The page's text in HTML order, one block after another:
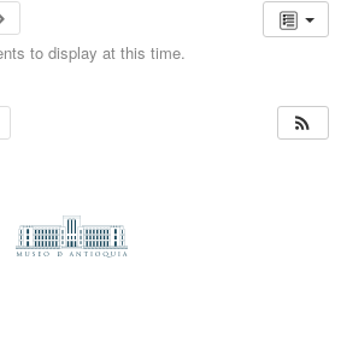
to display at this time.